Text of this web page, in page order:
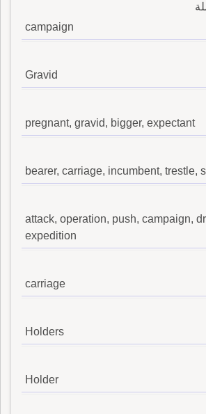
campaign
Gravid
pregnant, gravid, bigger, expectant
bearer, carriage, incumbent, trestle,
attack, operation, push, campaign,
expedition
carriage
Holders
Holder